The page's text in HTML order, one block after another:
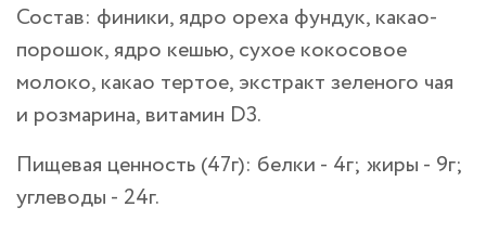
Состав: финики, ядро ореха фундук, какао-
порошок, ядро кешью, сухое кокосовое
молоко, какао тертое, экстракт зеленого чая
и розмарина, витамин D3.
Пищевая ценность (47г): белки - 4г; жиры - 9г;
углеводы - 24г.